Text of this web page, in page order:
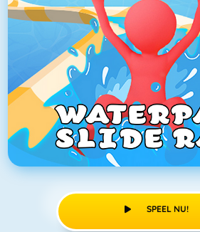
SPEEL NU!